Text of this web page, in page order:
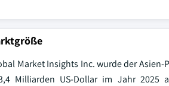
Market Insights Inc. wurde der
Milliarden US-Dollar im Jahr